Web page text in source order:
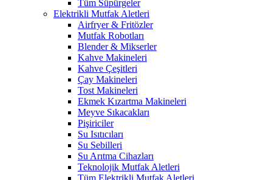
Tüm Süpürgeler
Elektrikli Mutfak Aletleri
Airfryer & Fritözler
Mutfak Robotları
Blender & Mikserler
Kahve Makineleri
Kahve Çeşitleri
Çay Makineleri
Tost Makineleri
Ekmek Kızartma Makineleri
Meyve Sıkacakları
Pişiriciler
Su Isıtıcıları
Su Sebilleri
Su Arıtma Cihazları
Teknolojik Mutfak Aletleri
Tüm Elektrikli Mutfak Aletleri